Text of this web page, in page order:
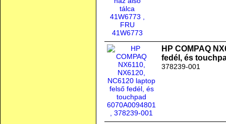
HP COMPAQ
fedél, és
378239-001